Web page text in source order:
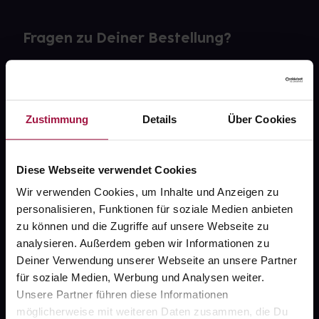
Zustimmung Details Über Cookies
Diese Webseite verwendet Cookies
Wir verwenden Cookies, um Inhalte und Anzeigen zu
personalisieren, Funktionen für soziale Medien anbieten
zu können und die Zugriffe auf unsere Webseite zu
analysieren. Außerdem geben wir Informationen zu
Deiner Verwendung unserer Webseite an unsere Partner
für soziale Medien, Werbung und Analysen weiter.
Unsere Partner führen diese Informationen
möglicherweise mit weiteren Daten zusammen, die Du
Fragen zu Deiner Bestellung?
gesund.de
Über uns
Karriere
Newsletter